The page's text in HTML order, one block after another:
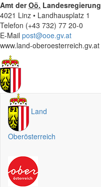
Amt derOö. Landesregierung
4021 Linz • Landhausplatz 1
Telefon (+43 732) 77 20-0
E-Mail post@ooe.gv.at
www.land-oberoesterreich.gv.at
Land
Oberösterreich